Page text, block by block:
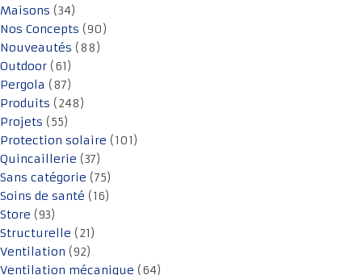
Maisons (34)
Nos Concepts (90)
Nouveautés (88)
Outdoor (61)
Pergola (87)
Produits (248)
Projets (55)
Protection solaire (101)
Quincaillerie (37)
Sans catégorie (75)
Soins de santé (16)
Store (93)
Structurelle (21)
Ventilation (92)
Ventilation mécanique (64)